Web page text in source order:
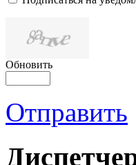
Обновить
Отправить